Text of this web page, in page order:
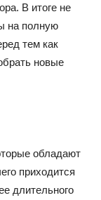
В итоге не
на полную
тем как
новые
обладают
приходится
длительного